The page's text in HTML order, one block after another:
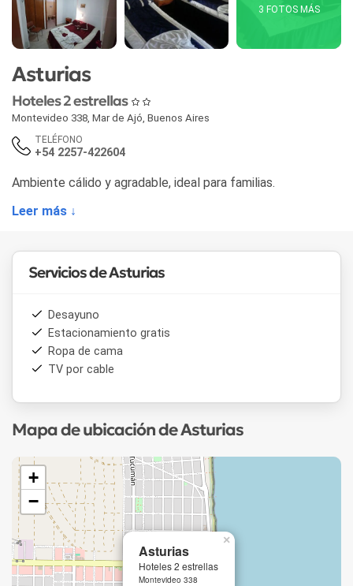
3 FOTOS MÁS
Asturias
Hoteles 2 estrellas
Montevideo 338 Mar de Ajó Buenos Aires
TELÉFONO
+54 2257-422604
Ambiente cálido y agradable, ideal para familias.
Leer más ↓
Servicios de Asturias
Desayuno
Estacionamiento gratis
Ropa de cama
TV por cable
Mapa de ubicación de Asturias
Asturias
Hoteles 2 estrellas
Montevideo 338
×
+
−